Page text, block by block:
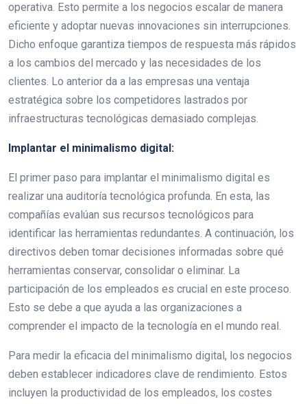
operativa. Esto permite a los negocios escalar de manera
eficiente y adoptar nuevas innovaciones sin interrupciones.
Dicho enfoque garantiza tiempos de respuesta más rápidos
a los cambios del mercado y las necesidades de los
clientes. Lo anterior da a las empresas una ventaja
estratégica sobre los competidores lastrados por
infraestructuras tecnológicas demasiado complejas.
Implantar el minimalismo digital:
El primer paso para implantar el minimalismo digital es
realizar una auditoría tecnológica profunda. En esta, las
compañías evalúan sus recursos tecnológicos para
identificar las herramientas redundantes. A continuación, los
directivos deben tomar decisiones informadas sobre qué
herramientas conservar, consolidar o eliminar. La
participación de los empleados es crucial en este proceso.
Esto se debe a que ayuda a las organizaciones a
comprender el impacto de la tecnología en el mundo real.
Para medir la eficacia del minimalismo digital, los negocios
deben establecer indicadores clave de rendimiento. Estos
incluyen la productividad de los empleados, los costes